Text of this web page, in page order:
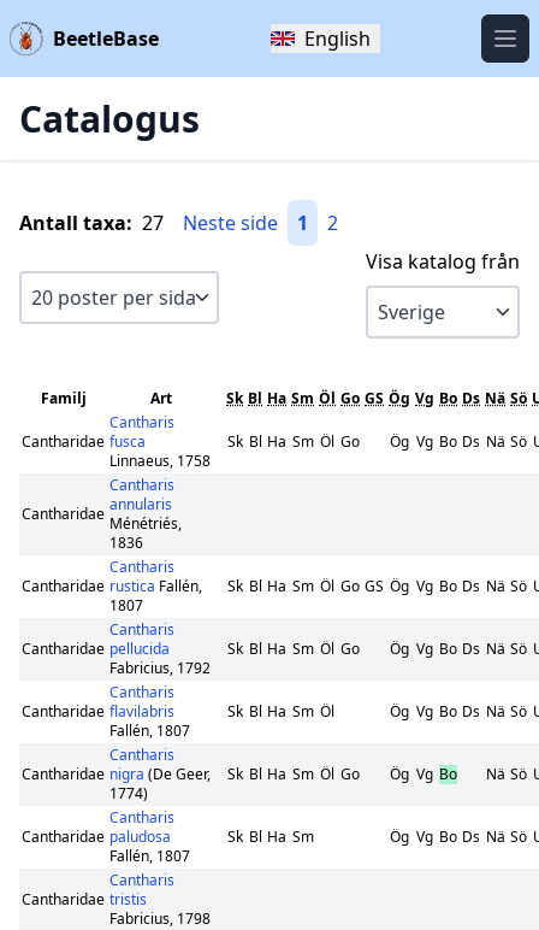
BeetleBase English
Catalogus
Antall taxa: 27 Neste side 1
2
Visa katalog från
Familj Art Sk Bl Ha Sm Öl Go GS Ög Vg Bo Ds Nä Sö
Cantharidae
Cantharis
fusca
Linnaeus, 1758
Sk Bl Ha Sm Öl Go Ög Vg Bo Ds Nä Sö
Cantharidae
Cantharis
annularis
Ménétriés,
1836
Cantharidae
Cantharis
rustica Fallén,
1807
Sk Bl Ha Sm Öl Go GS Ög Vg Bo Ds Nä Sö
Cantharidae
Cantharis
pellucida
Fabricius, 1792
Sk Bl Ha Sm Öl Go Ög Vg Bo Ds Nä Sö
Cantharidae
Cantharis
flavilabris
Fallén, 1807
Sk Bl Ha Sm Öl Ög Vg Bo Ds Nä Sö
Cantharidae
Cantharis
nigra (De Geer,
1774)
Sk Bl Ha Sm Öl Go Ög Vg Bo Nä Sö
Cantharidae
Cantharis
paludosa
Fallén, 1807
Sk Bl Ha Sm Ög Vg Bo Ds Nä Sö
Cantharidae
Cantharis
tristis
Fabricius, 1798